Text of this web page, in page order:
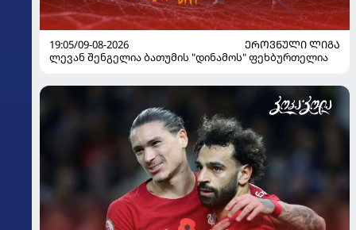
19:05/09-08-2026
ᲔᲠᲝᲕᲜᲣᲚᲘ ᲚᲘᲒᲐ
ლევან შენგელია ბათუმის "დინამოს" ფეხბურთელია